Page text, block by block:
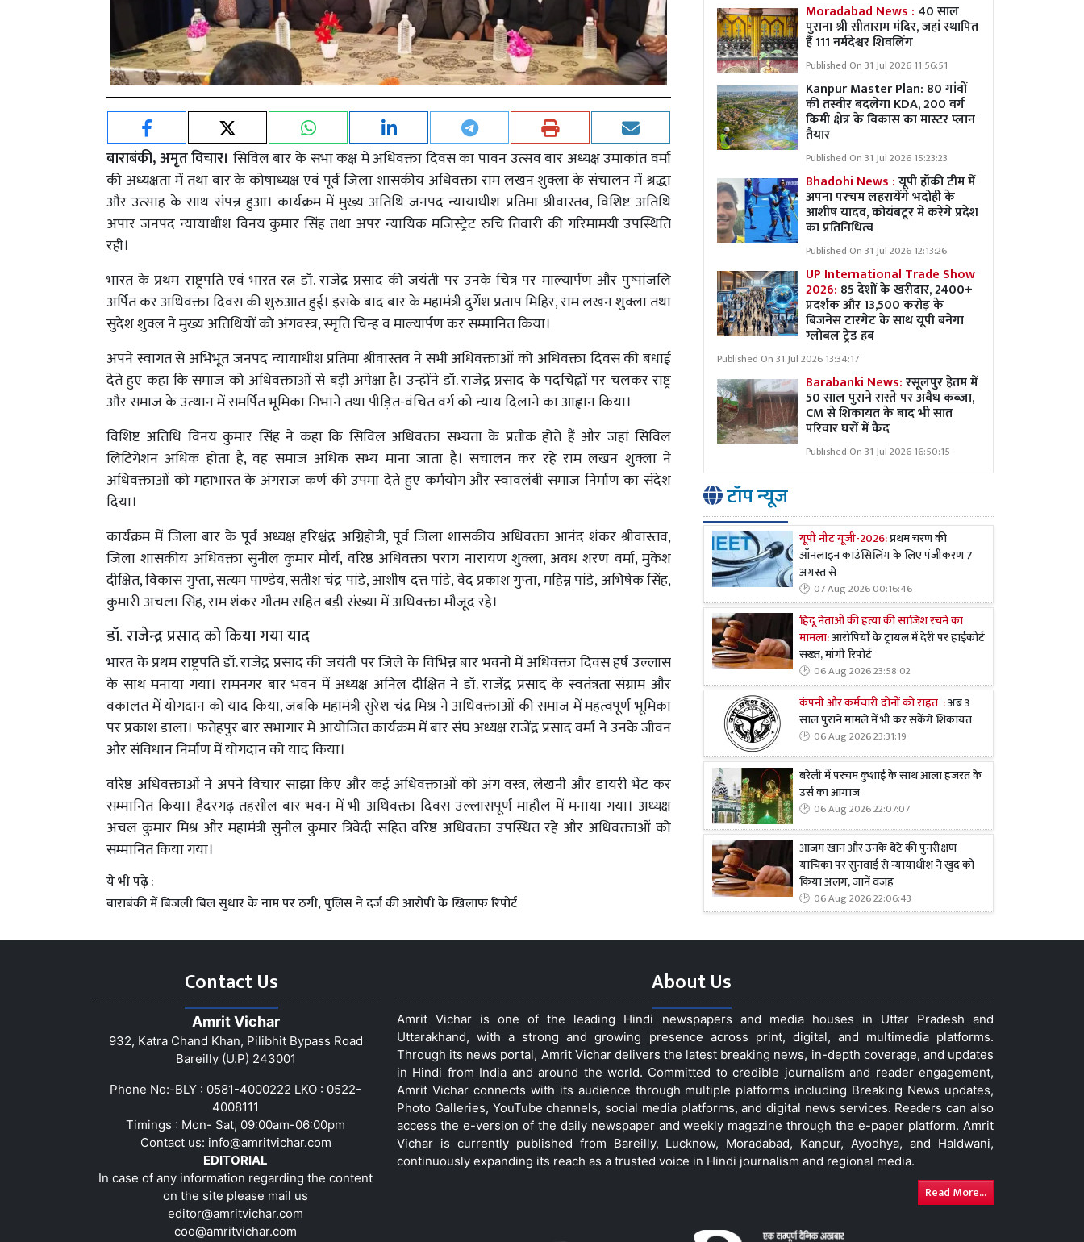
बाराबंकी, अमृत विचार। सिविल बार के सभा कक्ष में अधिवक्ता दिवस का पावन उत्सव बार अध्यक्ष उमाकांत वर्मा
की अध्यक्षता में तथा बार के कोषाध्यक्ष एवं पूर्व जिला शासकीय अधिवक्ता राम लखन शुक्ला के संचालन में श्रद्धा
और उत्साह के साथ संपन्न हुआ। कार्यक्रम में मुख्य अतिथि जनपद न्यायाधीश प्रतिमा श्रीवास्तव, विशिष्ट अतिथि
अपार जनपद न्यायाधीश विनय कुमार सिंह तथा अपर न्यायिक मजिस्ट्रेट रुचि तिवारी की गरिमामयी उपस्थिति
रही।
भारत के प्रथम राष्ट्रपति एवं भारत रत्न डॉ. राजेंद्र प्रसाद की जयंती पर उनके चित्र पर माल्यार्पण और पुष्पांजलि
अर्पित कर अधिवक्ता दिवस की शुरुआत हुई। इसके बाद बार के महामंत्री दुर्गेश प्रताप मिहिर, राम लखन शुक्ला तथा
सुदेश शुक्ल ने मुख्य अतिथियों को अंगवस्त्र, स्मृति चिन्ह व माल्यार्पण कर सम्मानित किया।
अपने स्वागत से अभिभूत जनपद न्यायाधीश प्रतिमा श्रीवास्तव ने सभी अधिवक्ताओं को अधिवक्ता दिवस की बधाई
देते हुए कहा कि समाज को अधिवक्ताओं से बड़ी अपेक्षा है। उन्होंने डॉ. राजेंद्र प्रसाद के पदचिह्नों पर चलकर राष्ट्र
और समाज के उत्थान में समर्पित भूमिका निभाने तथा पीड़ित-वंचित वर्ग को न्याय दिलाने का आह्वान किया।
विशिष्ट अतिथि विनय कुमार सिंह ने कहा कि सिविल अधिवक्ता सभ्यता के प्रतीक होते हैं और जहां सिविल
लिटिगेशन अधिक होता है, वह समाज अधिक सभ्य माना जाता है। संचालन कर रहे राम लखन शुक्ला ने
अधिवक्ताओं को महाभारत के अंगराज कर्ण की उपमा देते हुए कर्मयोग और स्वावलंबी समाज निर्माण का संदेश
दिया।
कार्यक्रम में जिला बार के पूर्व अध्यक्ष हरिश्चंद्र अग्निहोत्री, पूर्व जिला शासकीय अधिवक्ता आनंद शंकर श्रीवास्तव,
जिला शासकीय अधिवक्ता सुनील कुमार मौर्य, वरिष्ठ अधिवक्ता पराग नारायण शुक्ला, अवध शरण वर्मा, मुकेश
दीक्षित, विकास गुप्ता, सत्यम पाण्डेय, सतीश चंद्र पांडे, आशीष दत्त पांडे, वेद प्रकाश गुप्ता, महिम्न पांडे, अभिषेक सिंह,
कुमारी अचला सिंह, राम शंकर गौतम सहित बड़ी संख्या में अधिवक्ता मौजूद रहे।
डॉ. राजेन्द्र प्रसाद को किया गया याद
भारत के प्रथम राष्ट्रपति डॉ. राजेंद्र प्रसाद की जयंती पर जिले के विभिन्न बार भवनों में अधिवक्ता दिवस हर्ष उल्लास
के साथ मनाया गया। रामनगर बार भवन में अध्यक्ष अनिल दीक्षित ने डॉ. राजेंद्र प्रसाद के स्वतंत्रता संग्राम और
वकालत में योगदान को याद किया, जबकि महामंत्री सुरेश चंद्र मिश्र ने अधिवक्ताओं की समाज में महत्वपूर्ण भूमिका
पर प्रकाश डाला। फतेहपुर बार सभागार में आयोजित कार्यक्रम में बार संघ अध्यक्ष राजेंद्र प्रसाद वर्मा ने उनके जीवन
और संविधान निर्माण में योगदान को याद किया।
वरिष्ठ अधिवक्ताओं ने अपने विचार साझा किए और कई अधिवक्ताओं को अंग वस्त्र, लेखनी और डायरी भेंट कर
सम्मानित किया। हैदरगढ़ तहसील बार भवन में भी अधिवक्ता दिवस उल्लासपूर्ण माहौल में मनाया गया। अध्यक्ष
अचल कुमार मिश्र और महामंत्री सुनील कुमार त्रिवेदी सहित वरिष्ठ अधिवक्ता उपस्थित रहे और अधिवक्ताओं को
सम्मानित किया गया।
ये भी पढ़े :
बाराबंकी में बिजली बिल सुधार के नाम पर ठगी, पुलिस ने दर्ज की आरोपी के खिलाफ रिपोर्ट
Moradabad News : 40 साल
पुराना श्री सीताराम मंदिर, जहां स्थापित
हैं 111 नर्मदेश्वर शिवलिंग
Published On 31 Jul 2026 11:56:51
Kanpur Master Plan: 80 गांवों
की तस्वीर बदलेगा KDA, 200 वर्ग
किमी क्षेत्र के विकास का मास्टर प्लान
तैयार
Published On 31 Jul 2026 15:23:23
Bhadohi News :यूपी हॉकी टीम में
अपना परचम लहरायेंगे भदोही के
आशीष यादव, कोयंबटूर में करेंगे प्रदेश
का प्रतिनिधित्व
Published On 31 Jul 2026 12:13:26
UP International Trade Show
2026: 85 देशों के खरीदार, 2400+
प्रदर्शक और 13,500 करोड़ के
बिजनेस टारगेट के साथ यूपी बनेगा
ग्लोबल ट्रेड हब
Published On 31 Jul 2026 13:34:17
Barabanki News:रसूलपुर हेतम में
50 साल पुराने रास्ते पर अवैध कब्ज़ा,
CM से शिकायत के बाद भी सात
परिवार घरों में कैद
Published On 31 Jul 2026 16:50:15
टॉप न्यूज
यूपी नीट यूजी-2026:प्रथम चरण की
ऑनलाइन काउंसिलिंग के लिए पंजीकरण 7
अगस्त से
07 Aug 2026 00:16:46
हिंदू नेताओं की हत्या की साजिश रचने का
मामला:आरोपियों के ट्रायल में देरी पर हाईकोर्ट
सख्त, मांगी रिपोर्ट
06 Aug 2026 23:58:02
कंपनी और कर्मचारी दोनों को राहत :अब 3
साल पुराने मामले में भी कर सकेंगे शिकायत
06 Aug 2026 23:31:19
बरेली में परचम कुशाई के साथ आला हजरत के
उर्स का आगाज
06 Aug 2026 22:07:07
आजम खान और उनके बेटे की पुनरीक्षण
याचिका पर सुनवाई से न्यायाधीश ने खुद को
किया अलग, जानें वजह
06 Aug 2026 22:06:43
Contact Us
Amrit Vichar
932, Katra Chand Khan, Pilibhit Bypass Road
Bareilly (U.P) 243001
Phone No:-BLY : 0581-4000222 LKO : 0522-
4008111
Timings : Mon- Sat, 09:00am-06:00pm
Contact us: info@amritvichar.com
EDITORIAL
In case of any information regarding the content
on the site please mail us
editor@amritvichar.com
coo@amritvichar.com
About Us
Amrit Vichar is one of the leading Hindi newspapers and media houses in Uttar Pradesh and
Uttarakhand, with a strong and growing presence across print, digital, and multimedia platforms.
Through its news portal, Amrit Vichar delivers the latest breaking news, in-depth coverage, and updates
in Hindi from India and around the world. Committed to credible journalism and reader engagement,
Amrit Vichar connects with its audience through multiple platforms including Breaking News updates,
Photo Galleries, YouTube channels, social media platforms, and digital news services. Readers can also
access the e-version of the daily newspaper and weekly magazine through the e-paper platform. Amrit
Vichar is currently published from Bareilly, Lucknow, Moradabad, Kanpur, Ayodhya, and Haldwani,
continuously expanding its reach as a trusted voice in Hindi journalism and regional media.
Read More...